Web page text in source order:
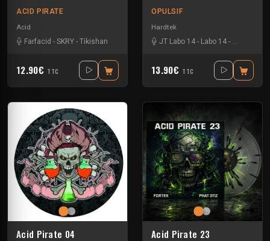
ACID PIRATE
Acid
Farfacid - SKRY - Tikishan
12.90€ TTC
OPULSIF
Hardtek
JT Labo 14 - Labo 14 - N3llø Labo
13.90€ TTC
Acid Pirate 04 Acid Pirate 23